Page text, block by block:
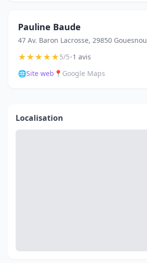
Pauline Baude
47 Av. Baron Lacrosse, 29850 Gouesnou
★★★★★5/5•1 avis
🌐Site web 📍 Google Maps
Localisation